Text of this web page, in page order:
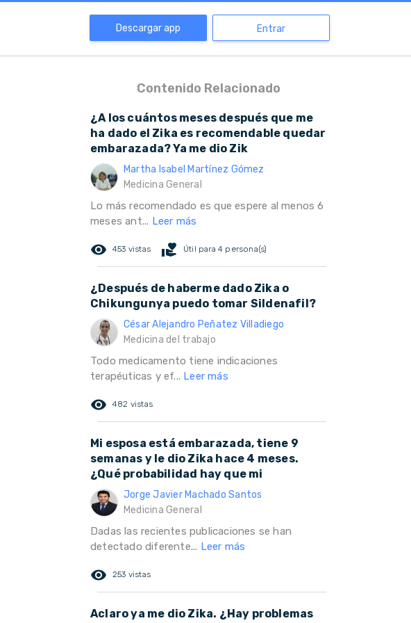
Descargar app Entrar
Contenido Relacionado
¿A los cuántos meses después que me
ha dado el Zika es recomendable quedar
embarazada? Ya me dio Zik
Martha Isabel Martínez Gómez
Medicina General
Lo más recomendado es que espere al menos 6
meses ant... Leer más
remove_red_eye 453 vistas volunteer_activism Útil para 4 persona(s)
¿Después de haberme dado Zika o
Chikungunya puedo tomar Sildenafil?
César Alejandro Peñatez Villadiego
Medicina del trabajo
Todo medicamento tiene indicaciones
terapéuticas y ef... Leer más
remove_red_eye 482 vistas
Mi esposa está embarazada, tiene 9
semanas y le dio Zika hace 4 meses.
¿Qué probabilidad hay que mi
Jorge Javier Machado Santos
Medicina General
Dadas las recientes publicaciones se han
detectado diferente... Leer más
remove_red_eye 253 vistas
Aclaro ya me dio Zika. ¿Hay problemas